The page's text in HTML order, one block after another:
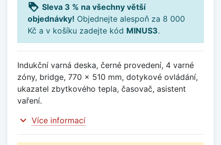
loyalty Sleva 3 % na všechny větší
objednávky! Objednejte alespoň za 8 000
Kč a v košíku zadejte kód MINUS3.
Indukční varná deska, černé provedení, 4 varné
zóny, bridge, 770 x 510 mm, dotykové ovládání,
ukazatel zbytkového tepla, časovač, asistent
vaření.
expand_more Více informací